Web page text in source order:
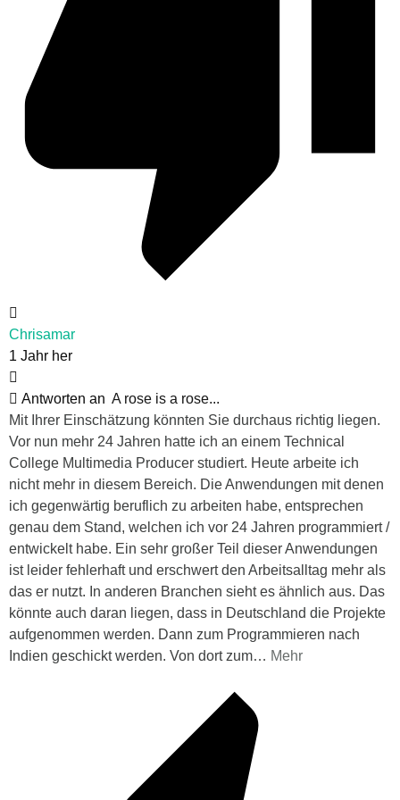
Chrisamar
1 Jahr her
Antworten an A rose is a rose...
Mit Ihrer Einschätzung könnten Sie durchaus richtig liegen.
Vor nun mehr 24 Jahren hatte ich an einem Technical
College Multimedia Producer studiert. Heute arbeite ich
nicht mehr in diesem Bereich. Die Anwendungen mit denen
ich gegenwärtig beruflich zu arbeiten habe, entsprechen
genau dem Stand, welchen ich vor 24 Jahren programmiert /
entwickelt habe. Ein sehr großer Teil dieser Anwendungen
ist leider fehlerhaft und erschwert den Arbeitsalltag mehr als
das er nutzt. In anderen Branchen sieht es ähnlich aus. Das
könnte auch daran liegen, dass in Deutschland die Projekte
aufgenommen werden. Dann zum Programmieren nach
Indien geschickt werden. Von dort zum… Mehr